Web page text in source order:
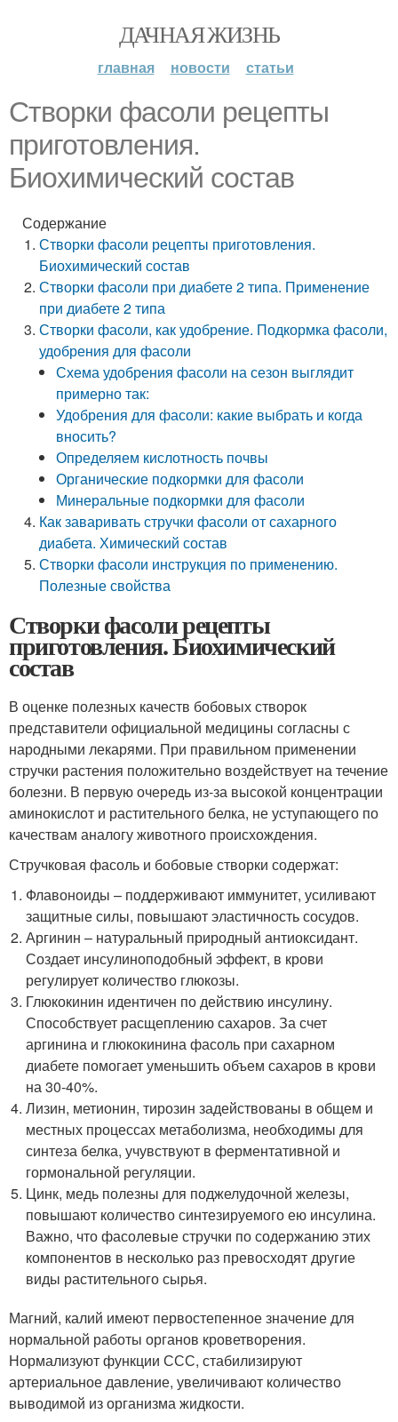
ДАЧНАЯ ЖИЗНЬ
главная новости статьи
Створки фасоли рецепты
приготовления.
Биохимический состав
Содержание
Створки фасоли рецепты приготовления.
Биохимический состав
Створки фасоли при диабете 2 типа. Применение
при диабете 2 типа
Створки фасоли, как удобрение. Подкормка фасоли,
удобрения для фасоли
Схема удобрения фасоли на сезон выглядит
примерно так:
Удобрения для фасоли: какие выбрать и когда
вносить?
Определяем кислотность почвы
Органические подкормки для фасоли
Минеральные подкормки для фасоли
Как заваривать стручки фасоли от сахарного
диабета. Химический состав
Створки фасоли инструкция по применению.
Полезные свойства
Створки фасоли рецепты
приготовления. Биохимический
состав
В оценке полезных качеств бобовых створок
представители официальной медицины согласны с
народными лекарями. При правильном применении
стручки растения положительно воздействует на течение
болезни. В первую очередь из-за высокой концентрации
аминокислот и растительного белка, не уступающего по
качествам аналогу животного происхождения.
Стручковая фасоль и бобовые створки содержат:
Флавоноиды – поддерживают иммунитет, усиливают
защитные силы, повышают эластичность сосудов.
Аргинин – натуральный природный антиоксидант.
Создает инсулиноподобный эффект, в крови
регулирует количество глюкозы.
Глюкокинин идентичен по действию инсулину.
Способствует расщеплению сахаров. За счет
аргинина и глюкокинина фасоль при сахарном
диабете помогает уменьшить объем сахаров в крови
на 30-40%.
Лизин, метионин, тирозин задействованы в общем и
местных процессах метаболизма, необходимы для
синтеза белка, учувствуют в ферментативной и
гормональной регуляции.
Цинк, медь полезны для поджелудочной железы,
повышают количество синтезируемого ею инсулина.
Важно, что фасолевые стручки по содержанию этих
компонентов в несколько раз превосходят другие
виды растительного сырья.
Магний, калий имеют первостепенное значение для
нормальной работы органов кроветворения.
Нормализуют функции ССС, стабилизируют
артериальное давление, увеличивают количество
выводимой из организма жидкости.